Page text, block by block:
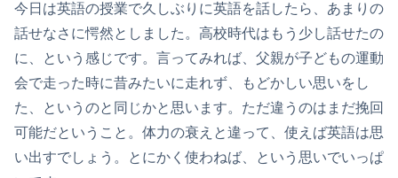
今日は英語の授業で久しぶりに英語を話したら、あまりの
話せなさに愕然としました。高校時代はもう少し話せたの
に、という感じです。言ってみれば、父親が子どもの運動
会で走った時に昔みたいに走れず、もどかしい思いをし
た、というのと同じかと思います。ただ違うのはまだ挽回
可能だということ。体力の衰えと違って、使えば英語は思
い出すでしょう。とにかく使わねば、という思いでいっぱ